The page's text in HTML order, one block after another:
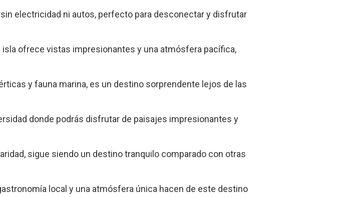
electricidad ni autos, perfecto para desconectar y disfrutar
isla ofrece vistas impresionantes y una atmósfera pacífica,
y fauna marina, es un destino sorprendente lejos de las
donde podrás disfrutar de paisajes impresionantes y
sigue siendo un destino tranquilo comparado con otras
local y una atmósfera única hacen de este destino